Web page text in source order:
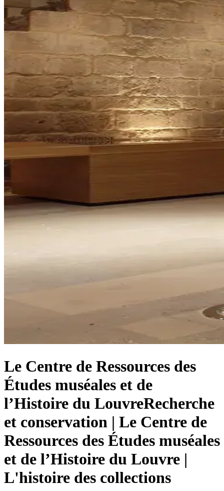
Le Centre de Ressources des
Études muséales et de
l’Histoire du LouvreRecherche
et conservation | Le Centre de
Ressources des Études muséales
et de l’Histoire du Louvre |
L'histoire des collections